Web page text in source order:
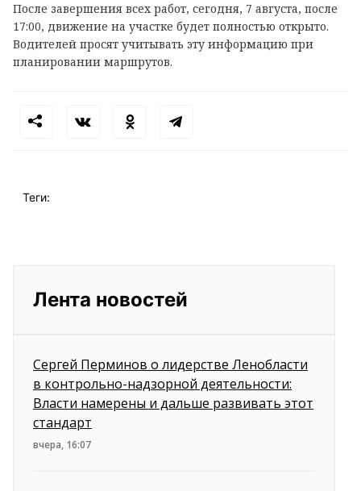
После завершения всех работ, сегодня, 7 августа, после
17:00, движение на участке будет полностью открыто.
Водителей просят учитывать эту информацию при
планировании маршрутов.
Теги:
Лента новостей
Сергей Перминов о лидерстве Ленобласти
в контрольно-надзорной деятельности:
Власти намерены и дальше развивать этот
стандарт
вчера, 16:07